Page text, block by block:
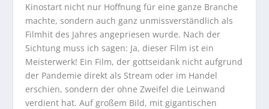
Kinostart nicht nur Hoffnung für eine ganze Branche
machte, sondern auch ganz unmissverständlich als
Filmhit des Jahres angepriesen wurde. Nach der
Sichtung muss ich sagen: Ja, dieser Film ist ein
Meisterwerk! Ein Film, der gottseidank nicht aufgrund
der Pandemie direkt als Stream oder im Handel
erschien, sondern der ohne Zweifel die Leinwand
verdient hat. Auf großem Bild, mit gigantischen